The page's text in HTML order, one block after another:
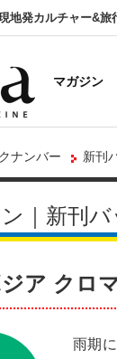
発カルチャー&旅
マガジン
ナンバー 新刊
｜新刊
ア クロ
雨期